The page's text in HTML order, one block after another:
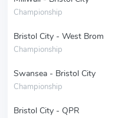
Championship
Bristol City - West Brom
Championship
Swansea - Bristol City
Championship
Bristol City - QPR